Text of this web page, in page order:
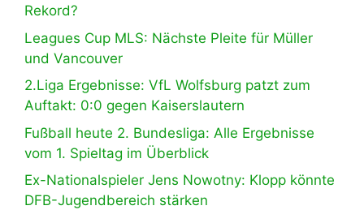
Rekord?
Leagues Cup MLS: Nächste Pleite für Müller
und Vancouver
2.Liga Ergebnisse: VfL Wolfsburg patzt zum
Auftakt: 0:0 gegen Kaiserslautern
Fußball heute 2. Bundesliga: Alle Ergebnisse
vom 1. Spieltag im Überblick
Ex-Nationalspieler Jens Nowotny: Klopp könnte
DFB-Jugendbereich stärken